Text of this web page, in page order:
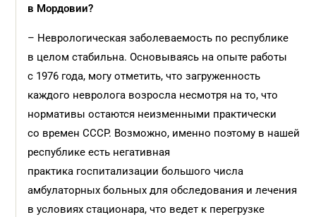
в Мордовии?
– Неврологическая заболеваемость по республике
в целом стабильна. Основываясь на опыте работы
с 1976 года, могу отметить, что загруженность
каждого невролога возросла несмотря на то, что
нормативы остаются неизменными практически
со времен СССР. Возможно, именно поэтому в нашей
республике есть негативная
практика госпитализации большого числа
амбулаторных больных для обследования и лечения
в условиях стационара, что ведет к перегрузке